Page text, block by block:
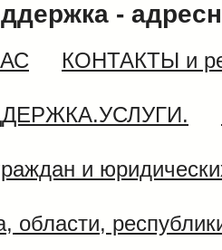
-
КОНТАКТЫ и
и
области,